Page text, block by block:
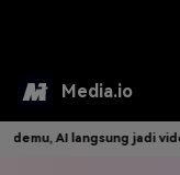
Media.io
Alat AI
langsung jadi video &